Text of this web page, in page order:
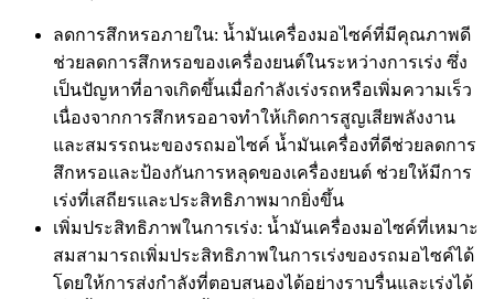
ลดการสึกหรอภายใน: น้ำมันเครื่องมอไซค์ที่มีคุณภาพดี
ช่วยลดการสึกหรอของเครื่องยนต์ในระหว่างการเร่ง ซึ่ง
เป็นปัญหาที่อาจเกิดขึ้นเมื่อกำลังเร่งรถหรือเพิ่มความเร็ว
เนื่องจากการสึกหรออาจทำให้เกิดการสูญเสียพลังงาน
และสมรรถนะของรถมอไซค์ น้ำมันเครื่องที่ดีช่วยลดการ
สึกหรอและป้องกันการหลุดของเครื่องยนต์ ช่วยให้มีการ
เร่งที่เสถียรและประสิทธิภาพมากยิ่งขึ้น
เพิ่มประสิทธิภาพในการเร่ง: น้ำมันเครื่องมอไซค์ที่เหมาะ
สมสามารถเพิ่มประสิทธิภาพในการเร่งของรถมอไซค์ได้
โดยให้การส่งกำลังที่ตอบสนองได้อย่างราบรื่นและเร่งได้